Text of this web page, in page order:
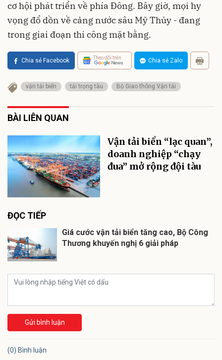
cơ hội phát triển về phía Đông. Bây giờ, mọi hy
vọng đổ dồn về cảng nước sâu Mỹ Thủy - đang
trong giai đoạn thi công mặt bằng.
Chia sẻ Facebook Theo dõi trên Chia sẻ Zalo
vận tải biển tải trọng tàu Bộ Giao thông Vận tải
BÀI LIÊN QUAN
Vận tải biển “lạc quan”,
doanh nghiệp “chạy
đua” mở rộng đội tàu
ĐỌC TIẾP
Giá cước vận tải biển tăng cao, Bộ Công
Thương khuyến nghị 6 giải pháp
Gửi bình luận
(0) Bình luận